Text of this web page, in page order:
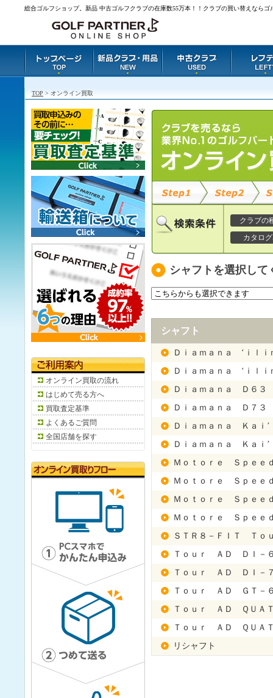
総合ゴルフショップ。新品 中古ゴルフクラブの在庫数55万本！！クラブの買い替えなら
TOP > オンライン買取
クラブの
カタロ
シャフトを選択して
シャフト
Ｄｉａｍａｎａ ‘ｉｌ
Ｄｉａｍａｎａ ‘ｉｌ
Ｄｉａｍａｎａ Ｄ６３
Ｄｉａｍａｎａ Ｄ７３
Ｄｉａｍａｎａ Ｋａｉ
Ｄｉａｍａｎａ Ｋａｉ
Ｍｏｔｏｒｅ Ｓｐｅｅ
Ｍｏｔｏｒｅ Ｓｐｅｅ
Ｍｏｔｏｒｅ Ｓｐｅｅ
Ｍｏｔｏｒｅ Ｓｐｅｅ
ＳＴＲ８－ＦＩＴ Ｔ
Ｔｏｕｒ ＡＤ ＤＩ－
Ｔｏｕｒ ＡＤ ＤＩ－
Ｔｏｕｒ ＡＤ ＧＴ－
Ｔｏｕｒ ＡＤ ＱＵＡ
Ｔｏｕｒ ＡＤ ＱＵＡ
リシャフト
オンライン買取の流れ
はじめて売る方へ
買取査定基準
よくあるご質問
全国店舗を探す